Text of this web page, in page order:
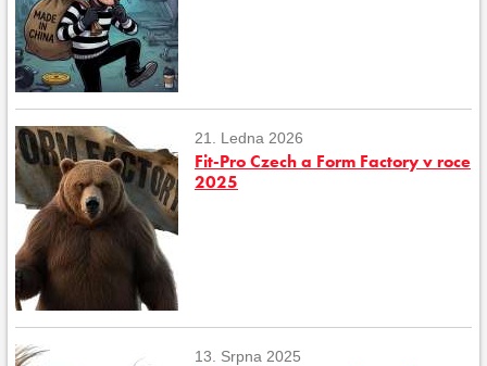
21. Ledna 2026
Fit-Pro Czech a Form Factory v roce
2025
13. Srpna 2025